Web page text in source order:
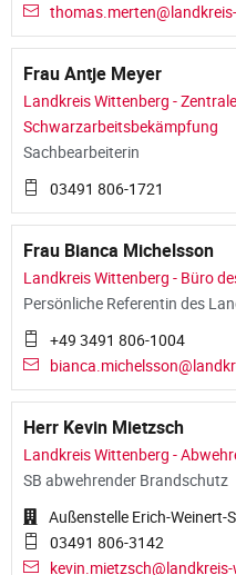
Frau Antje Meyer
Landkreis Wittenberg -
Schwarzarbeitsbekämpfung
Sachbearbeiterin
03491 806-1721
Frau Bianca Michelsson
Landkreis Wittenberg - Büro
Persönliche Referentin des
+49 3491 806-1004
Herr Kevin Mietzsch
Landkreis Wittenberg -
SB abwehrender Brandschutz
Außenstelle Erich-
03491 806-3142